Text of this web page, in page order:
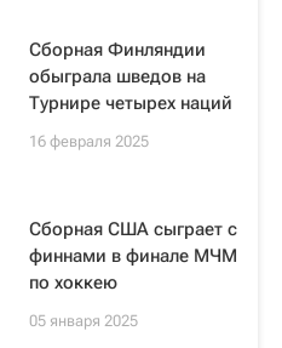
Сборная Финляндии
обыграла шведов на
Турнире четырех наций
16 февраля 2025
Сборная США сыграет с
финнами в финале МЧМ
по хоккею
05 января 2025